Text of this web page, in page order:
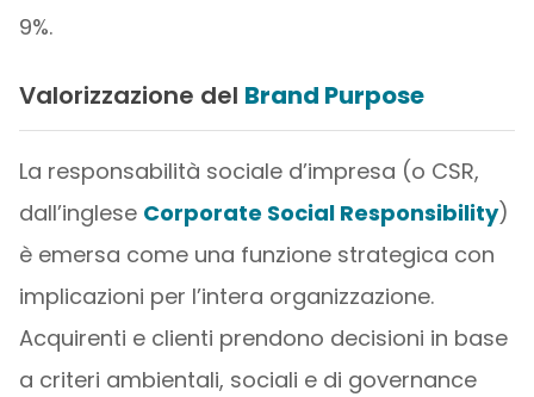
9%.
Valorizzazione del Brand Purpose
La responsabilità sociale d’impresa (o CSR,
dall’inglese Corporate Social Responsibility)
è emersa come una funzione strategica con
implicazioni per l’intera organizzazione.
Acquirenti e clienti prendono decisioni in base
a criteri ambientali, sociali e di governance